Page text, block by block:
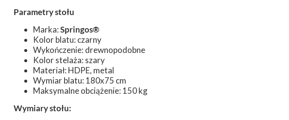
Parametry stołu
Marka:Springos®
Kolor blatu: czarny
Wykończenie: drewnopodobne
Kolor stelaża: szary
Materiał: HDPE, metal
Wymiar blatu: 180x75 cm
Maksymalne obciążenie: 150 kg
Wymiary stołu: